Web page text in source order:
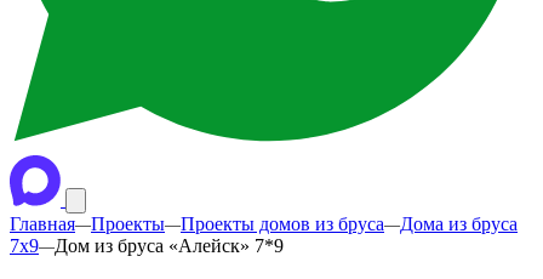
Главная—Проекты—Проекты домов из бруса—Дома из бруса
7x9—Дом из бруса «Алейск» 7*9